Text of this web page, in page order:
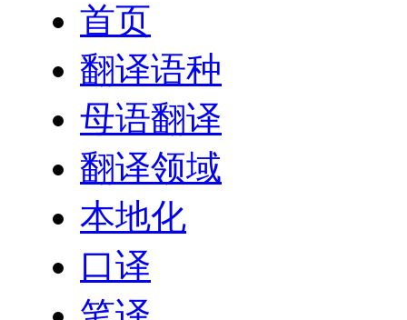
首页
翻译语种
母语翻译
翻译领域
本地化
口译